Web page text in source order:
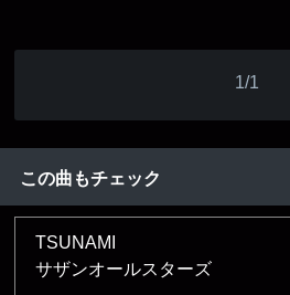
1/1
この曲もチェック
TSUNAMI
サザンオールスターズ